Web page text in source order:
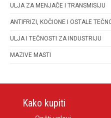
ULJA ZA MENJAČE I TRANSMISIJU
ANTIFRIZI, KOČIONE I OSTALE
ULJA I TEČNOSTI ZA INDUSTRIJU
MAZIVE MASTI
Kako kupiti